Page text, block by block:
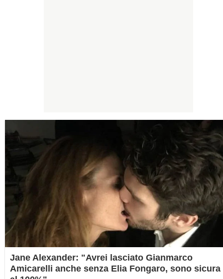
Jane Alexander: "Avrei lasciato Gianmarco
Amicarelli anche senza Elia Fongaro, sono sicura